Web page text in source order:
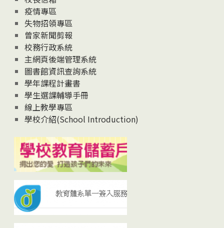
疫情專區
失物招領專區
曾家新聞剪報
校務行政系統
主網頁後端管理系統
圖書館資訊查詢系統
學年課程計畫書
學生選課輔導手冊
線上教學專區
學校介紹(School Introduction)